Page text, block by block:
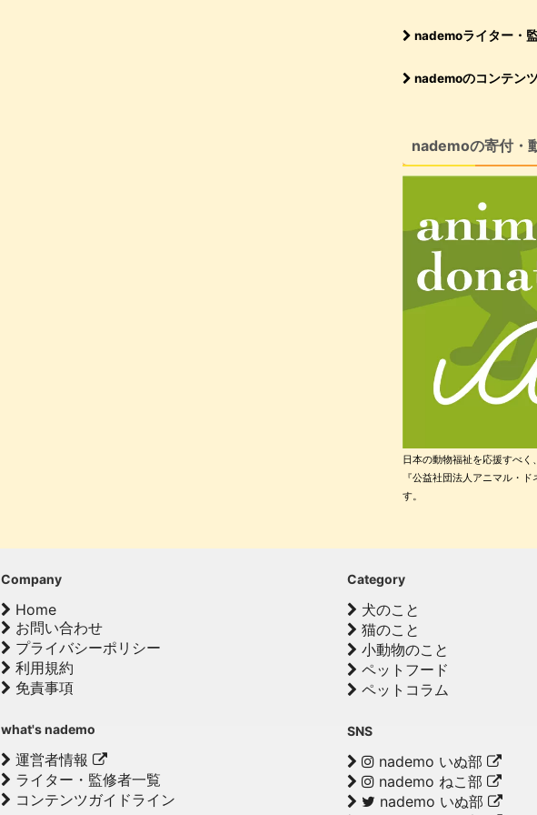
nademoライター・
nademoのコンテン
nademoの寄付・
日本の動物福祉を応援すべ
『公益社団法人アニマル・
す。
Company
Home
お問い合わせ
プライバシーポリシー
利用規約
免責事項
what's nademo
運営者情報
ライター・監修者一覧
コンテンツガイドライン
Category
犬のこと
猫のこと
小動物のこと
ペットフード
ペットコラム
SNS
nademo いぬ部
nademo ねこ部
nademo いぬ部